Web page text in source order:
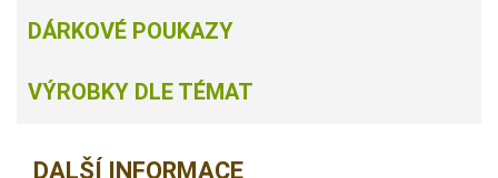
DÁRKOVÉ POUKAZY
VÝROBKY DLE TÉMAT
DALŠÍ INFORMACE